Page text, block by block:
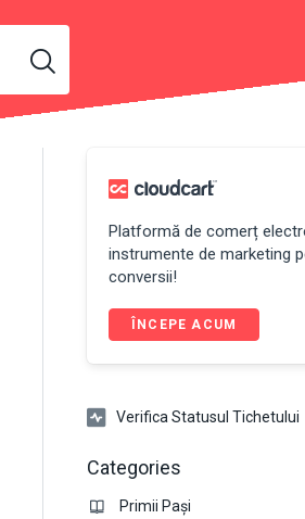
Platformă de comerț
instrumente de marketing
conversii!
ÎNCEPE ACUM
Verifica Statusul Tichetului
Categories
Primii Pași